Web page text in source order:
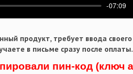
-07:09
продукт, требует ввода
в письме сразу после оплаты.
пин-код (ключ